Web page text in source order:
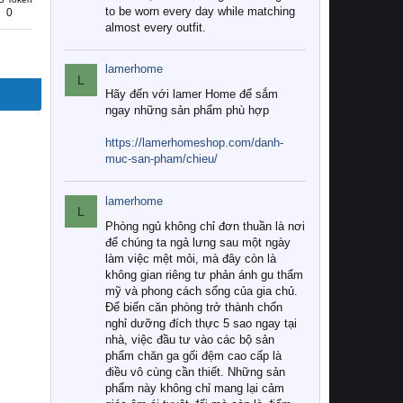
0
to be worn every day while matching
almost every outfit.
L
lamerhome
Hãy đến với lamer Home để sắm
ngay những sản phẩm phù hợp
https://lamerhomeshop.com/danh-
muc-san-pham/chieu/
L
lamerhome
Phòng ngủ không chỉ đơn thuần là nơi
để chúng ta ngả lưng sau một ngày
làm việc mệt mỏi, mà đây còn là
không gian riêng tư phản ánh gu thẩm
mỹ và phong cách sống của gia chủ.
Để biến căn phòng trở thành chốn
nghỉ dưỡng đích thực 5 sao ngay tại
nhà, việc đầu tư vào các bộ sản
phẩm chăn ga gối đệm cao cấp là
điều vô cùng cần thiết. Những sản
phẩm này không chỉ mang lại cảm